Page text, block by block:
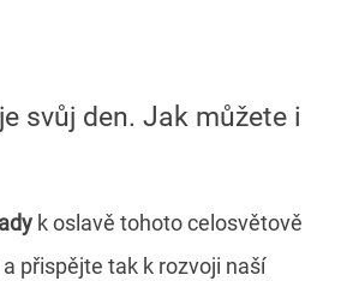
svůj den. Jak můžete i
k oslavě tohoto celosvětově
přispějte tak k rozvoji naší